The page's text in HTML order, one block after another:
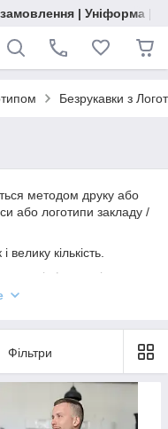
| Уніформа |
Безрукавки з
методом друку або
або логотипи закладу /
кількість.
всю інформацію по
вибором брендування
50% або 100%..
Фільтри